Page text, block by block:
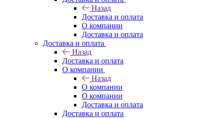
Назад
Доставка и оплата
О компании
Доставка и оплата
Доставка и оплата
Назад
Доставка и оплата
О компании
Назад
О компании
О компании
Доставка и оплата
Доставка и оплата